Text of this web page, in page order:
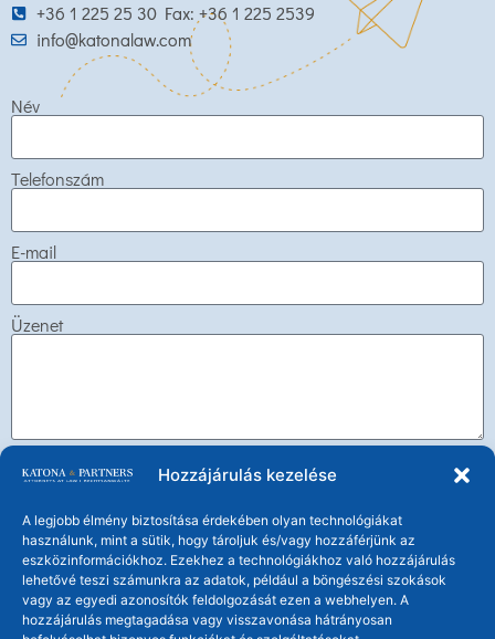
Hozzájárulás kezelése
A legjobb élmény biztosítása érdekében olyan technológiákat
használunk, mint a sütik, hogy tároljuk és/vagy hozzáférjünk az
eszközinformációkhoz. Ezekhez a technológiákhoz való hozzájárulás
lehetővé teszi számunkra az adatok, például a böngészési szokások
vagy az egyedi azonosítók feldolgozását ezen a webhelyen. A
hozzájárulás megtagadása vagy visszavonása hátrányosan
+36 1 225 25 30 Fax: +36 1 225 2539
info@katonalaw.com
Név
Telefonszám
E-mail
Üzenet
Küldés
Katona és Társai Ügyvédi Társulás